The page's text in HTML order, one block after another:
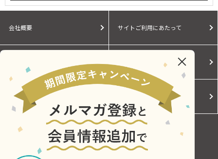
会社概要 サイトご利用にあたって
Cookieポリシー ご利用規約
お問い合わせ